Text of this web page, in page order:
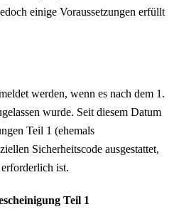
einige Voraussetzungen erfüllt
werden, wenn es nach dem 1.
wurde. Seit diesem Datum
Teil 1 (ehemals
Sicherheitscode ausgestattet,
ist.
Teil 1